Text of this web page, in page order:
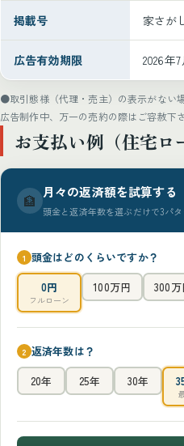
掲載号 家さが
広告有効期限 2026年
●取引態様（代理・売主）の表示がない
広告制作中、万一の売約の際はご容赦下
お支払い例（住宅ロ
🏦 月々の返済額を試算する
頭金と返済年数を選ぶだけで3パ
1 頭金はどのくらいですか？
0円
フルローン
100万円 300万
2 返済年数は？
20年
25年 30年